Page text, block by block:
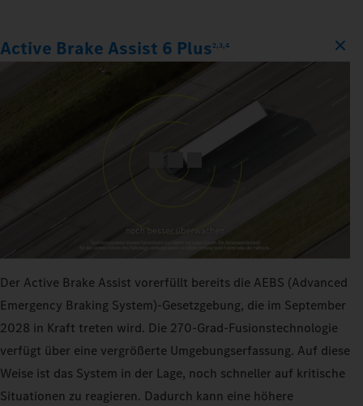
Active Brake Assist 6 Plus2,3,4
Der Active Brake Assist vorerfüllt bereits die AEBS (Advanced
Emergency Braking System)-Gesetzgebung, die im September
2028 in Kraft treten wird. Die 270‑Grad-Fusionstechnologie
verfügt über eine vergrößerte Umgebungserfassung. Auf diese
Weise ist das System in der Lage, noch schneller auf kritische
Situationen zu reagieren. Dadurch kann eine höhere